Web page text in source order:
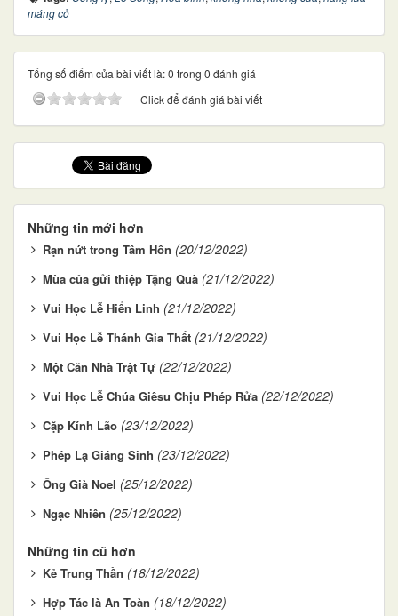
máng cỏ
Tổng số điểm của bài viết là: 0 trong 0 đánh giá
Click để đánh giá bài viết
Những tin mới hơn
Rạn nứt trong Tâm Hồn (20/12/2022)
Mùa của gửi thiệp Tặng Quà (21/12/2022)
Vui Học Lễ Hiển Linh (21/12/2022)
Vui Học Lễ Thánh Gia Thất (21/12/2022)
Một Căn Nhà Trật Tự (22/12/2022)
Vui Học Lễ Chúa Giêsu Chịu Phép Rửa (22/12/2022)
Cặp Kính Lão (23/12/2022)
Phép Lạ Giáng Sinh (23/12/2022)
Ông Già Noel (25/12/2022)
Ngạc Nhiên (25/12/2022)
Những tin cũ hơn
Kẻ Trung Thần (18/12/2022)
Hợp Tác là An Toàn (18/12/2022)